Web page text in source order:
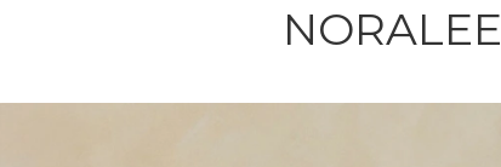
NORALEE